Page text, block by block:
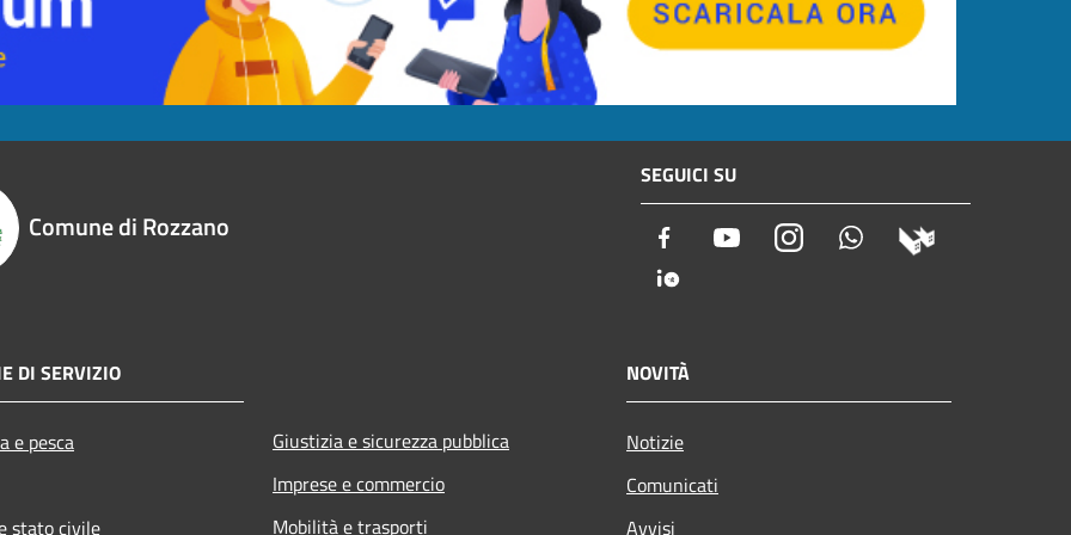
Comune di Rozzano
SEGUICI SU
Facebook YoutubeInstagramWhatsapp
DI SERVIZIO
e pesca
stato civile
Giustizia e sicurezza pubblica
Imprese e commercio
Mobilità e trasporti
NOVITÀ
Notizie
Comunicati
Avvisi